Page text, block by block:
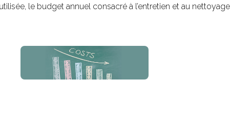
le budget annuel consacré à l’entretien et au